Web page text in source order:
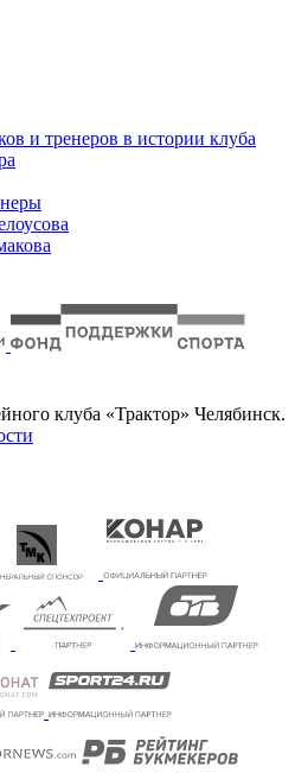
и тренеров в истории клуба
клуба «Трактор» Челябинск.